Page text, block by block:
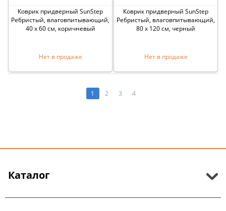
Коврик придверный SunStep
Ребристый, влаговпитывающий,
40 x 60 см, коричневый
Нет в продаже
Коврик придверный SunStep
Ребристый, влаговпитывающий,
80 x 120 см, черный
Нет в продаже
1 2 3 4
Каталог